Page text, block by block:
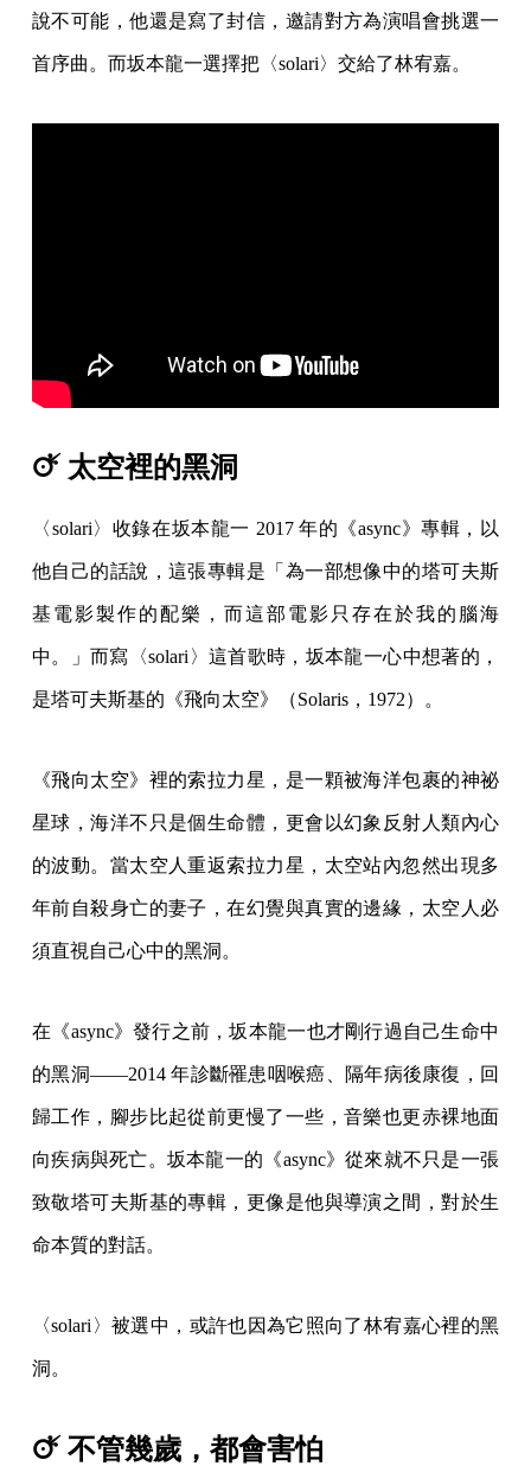
說不可能，他還是寫了封信，邀請對方為演唱會挑選一
首序曲。而坂本龍一選擇把〈solari〉交給了林宥嘉。
🜚 太空裡的黑洞
〈solari〉收錄在坂本龍一 2017 年的《async》專輯，以
他自己的話說，這張專輯是「為一部想像中的塔可夫斯
基電影製作的配樂，而這部電影只存在於我的腦海
中。」而寫〈solari〉這首歌時，坂本龍一心中想著的，
是塔可夫斯基的《飛向太空》（Solaris，1972）。
《飛向太空》裡的索拉力星，是一顆被海洋包裹的神祕
星球，海洋不只是個生命體，更會以幻象反射人類內心
的波動。當太空人重返索拉力星，太空站內忽然出現多
年前自殺身亡的妻子，在幻覺與真實的邊緣，太空人必
須直視自己心中的黑洞。
在《async》發行之前，坂本龍一也才剛行過自己生命中
的黑洞——2014 年診斷罹患咽喉癌、隔年病後康復，回
歸工作，腳步比起從前更慢了一些，音樂也更赤裸地面
向疾病與死亡。坂本龍一的《async》從來就不只是一張
致敬塔可夫斯基的專輯，更像是他與導演之間，對於生
命本質的對話。
〈solari〉被選中，或許也因為它照向了林宥嘉心裡的黑
洞。
🜚 不管幾歲，都會害怕